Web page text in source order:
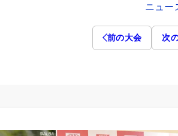
ニュー
前の大会 次